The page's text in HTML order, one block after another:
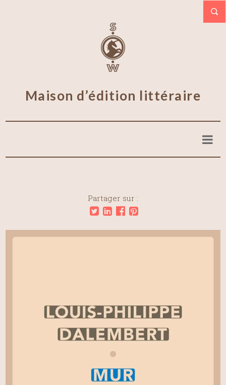
Maison d’édition littéraire
Partager sur :